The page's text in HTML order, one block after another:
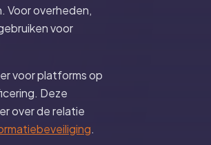
Voor overheden,
voor
voor platforms op
Deze
over de relatie
.